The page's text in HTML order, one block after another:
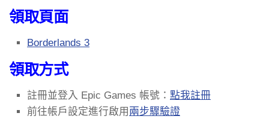
領取頁面
Borderlands 3
領取方式
註冊並登入 Epic Games 帳號： 點我註冊
前往帳戶設定進行啟用 兩步驟驗證